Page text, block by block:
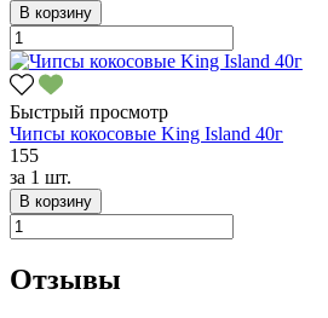
В корзину
Быстрый просмотр
Чипсы кокосовые King Island 40г
155
за 1 шт.
В корзину
Отзывы